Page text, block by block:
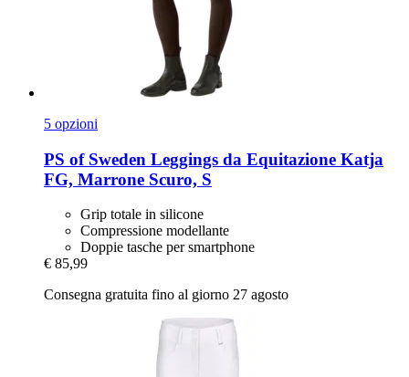
5 opzioni
PS of Sweden Leggings da Equitazione Katja
FG, Marrone Scuro, S
Grip totale in silicone
Compressione modellante
Doppie tasche per smartphone
€ 85,99
Consegna gratuita fino al giorno 27 agosto